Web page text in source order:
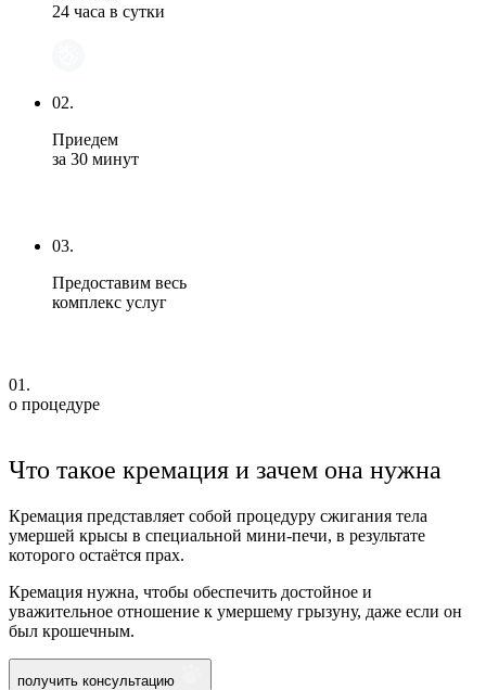
24 часа в сутки
02.
Приедем
за 30 минут
03.
Предоставим весь
комплекс услуг
01.
о процедуре
Что такое кремация и зачем она нужна
Кремация представляет собой процедуру сжигания тела
умершей крысы в специальной мини-печи, в результате
которого остаётся прах.
Кремация нужна, чтобы обеспечить достойное и
уважительное отношение к умершему грызуну, даже если он
был крошечным.
получить консультацию